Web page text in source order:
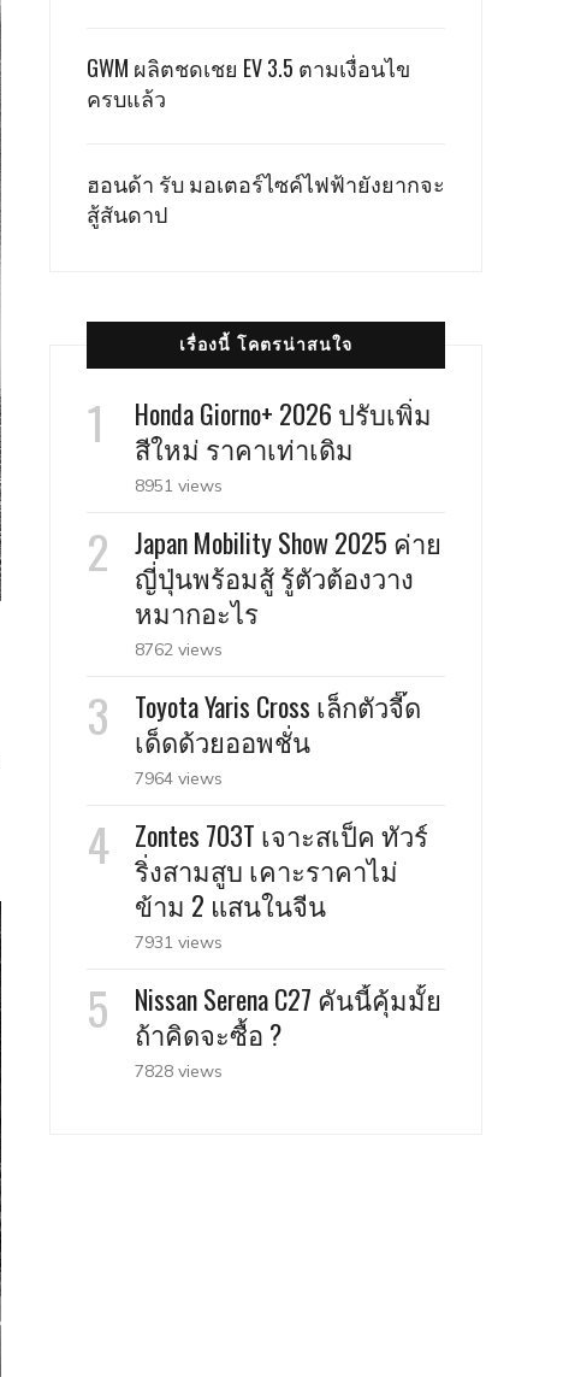
GWM ผลิตชดเชย EV 3.5 ตามเงื่อนไข
ครบแล้ว
ฮอนด้า รับ มอเตอร์ไซค์ไฟฟ้ายังยากจะ
สู้สันดาป
เรื่องนี้ โคตรน่าสนใจ
Honda Giorno+ 2026 ปรับเพิ่ม
สีใหม่ ราคาเท่าเดิม
8951 views
Japan Mobility Show 2025 ค่าย
ญี่ปุ่นพร้อมสู้ รู้ตัวต้องวาง
หมากอะไร
8762 views
Toyota Yaris Cross เล็กตัวจี๊ด
เด็ดด้วยออพชั่น
7964 views
Zontes 703T เจาะสเป็ค ทัวร์
ริ่งสามสูบ เคาะราคาไม่
ข้าม 2 แสนในจีน
7931 views
Nissan Serena C27 คันนี้คุ้มมั้ย
ถ้าคิดจะซื้อ ?
7828 views